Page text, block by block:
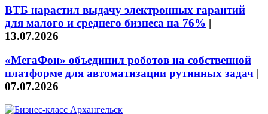
ВТБ нарастил выдачу электронных гарантий
для малого и среднего бизнеса на 76% |
13.07.2026
«МегаФон» объединил роботов на собственной
платформе для автоматизации рутинных задач |
07.07.2026